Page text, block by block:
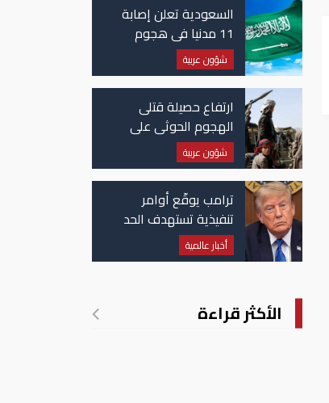
السعودية تعلن إصابة
11 مدنيا في هجوم
حوثي على نجران
شؤون عربية
ارتفاع حصيلة قتلى
الهجوم الحوثي على
قتيلًا وعشرات الجرحى
شؤون عربية
ترامب يوقّع أوامر
تنفيذية تستهدف الحد
من منح الجنسية
الأمريكية بالولادة
أخبار عالمية
الأكثر قراءة